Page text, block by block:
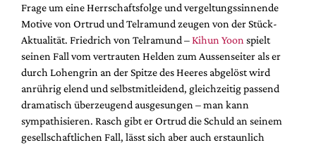
Frage um eine Herrschaftsfolge und vergeltungssinnende
Motive von Ortrud und Telramund zeugen von der Stück-
Aktualität. Friedrich von Telramund –Kihun Yoon spielt
seinen Fall vom vertrauten Helden zum Aussenseiter als er
durch Lohengrin an der Spitze des Heeres abgelöst wird
anrührig elend und selbstmitleidend, gleichzeitig passend
dramatisch überzeugend ausgesungen – man kann
sympathisieren. Rasch gibt er Ortrud die Schuld an seinem
gesellschaftlichen Fall, lässt sich aber auch erstaunlich